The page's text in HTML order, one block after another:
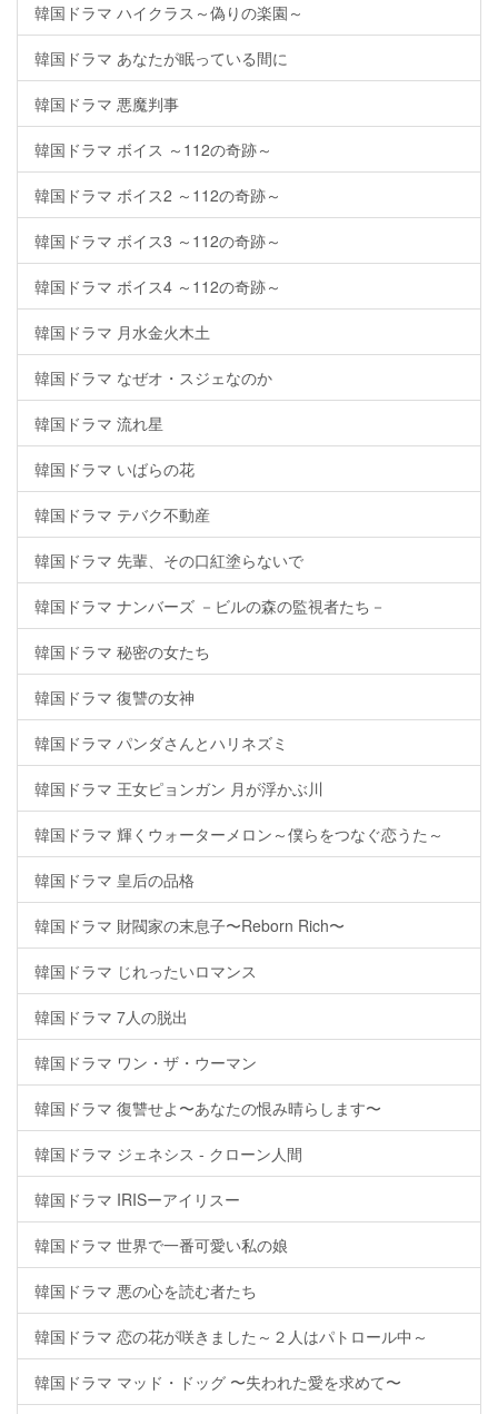
韓国ドラマ ハイクラス～偽りの楽園～
韓国ドラマ あなたが眠っている間に
韓国ドラマ 悪魔判事
韓国ドラマ ボイス ～112の奇跡～
韓国ドラマ ボイス2 ～112の奇跡～
韓国ドラマ ボイス3 ～112の奇跡～
韓国ドラマ ボイス4 ～112の奇跡～
韓国ドラマ 月水金火木土
韓国ドラマ なぜオ・スジェなのか
韓国ドラマ 流れ星
韓国ドラマ いばらの花
韓国ドラマ テバク不動産
韓国ドラマ 先輩、その口紅塗らないで
韓国ドラマ ナンバーズ －ビルの森の監視者たち－
韓国ドラマ 秘密の女たち
韓国ドラマ 復讐の女神
韓国ドラマ パンダさんとハリネズミ
韓国ドラマ 王女ピョンガン 月が浮かぶ川
韓国ドラマ 輝くウォーターメロン～僕らをつなぐ恋うた～
韓国ドラマ 皇后の品格
韓国ドラマ 財閥家の末息子〜Reborn Rich〜
韓国ドラマ じれったいロマンス
韓国ドラマ 7人の脱出
韓国ドラマ ワン・ザ・ウーマン
韓国ドラマ 復讐せよ〜あなたの恨み晴らします〜
韓国ドラマ ジェネシス - クローン人間
韓国ドラマ IRISーアイリスー
韓国ドラマ 世界で一番可愛い私の娘
韓国ドラマ 悪の心を読む者たち
韓国ドラマ 恋の花が咲きました～２人はパトロール中～
韓国ドラマ マッド・ドッグ 〜失われた愛を求めて〜